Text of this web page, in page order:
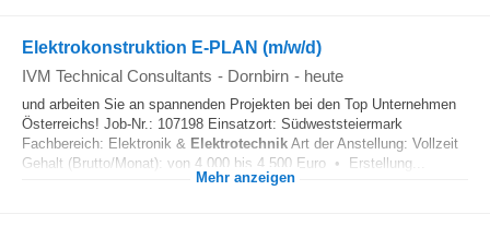
Elektrokonstruktion E-PLAN (m/w/d)
IVM Technical Consultants - Dornbirn - heute
und arbeiten Sie an spannenden Projekten bei den Top Unternehmen
Österreichs! Job-Nr.: 107198 Einsatzort: Südweststeiermark
Fachbereich: Elektronik & Elektrotechnik Art der Anstellung: Vollzeit
Gehalt (Brutto/Monat): von 4.000 bis 4.500 Euro • Erstellung...
Mehr anzeigen